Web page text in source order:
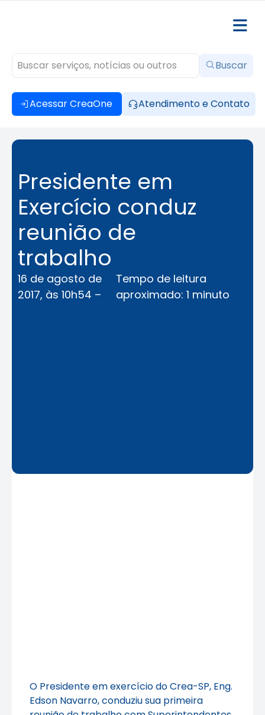
Acessar CreaOne Atendimento e Contato
Buscar
Presidente em
Exercício conduz
reunião de
trabalho
16 de agosto de
2017, às 10h54 –
Tempo de leitura
aproximado: 1 minuto
O Presidente em exercício do Crea-SP, Eng.
Edson Navarro, conduziu sua primeira